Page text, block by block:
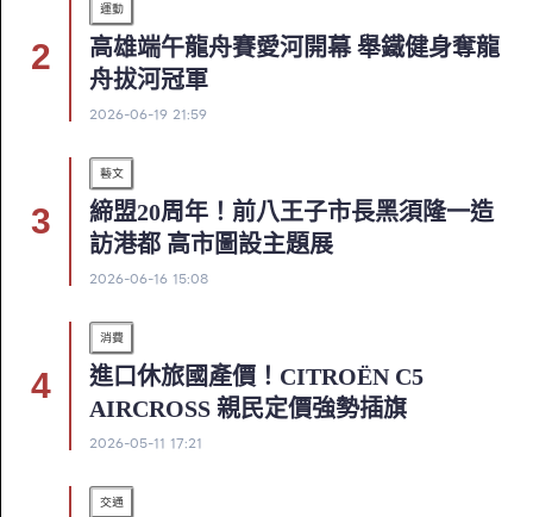
運動
高雄端午龍舟賽愛河開幕 舉鐵健身奪龍
舟拔河冠軍
2026-06-19 21:59
藝文
締盟20周年！前八王子市長黑須隆一造
訪港都 高市圖設主題展
2026-06-16 15:08
消費
進口休旅國產價！CITROËN C5
AIRCROSS 親民定價強勢插旗
2026-05-11 17:21
交通